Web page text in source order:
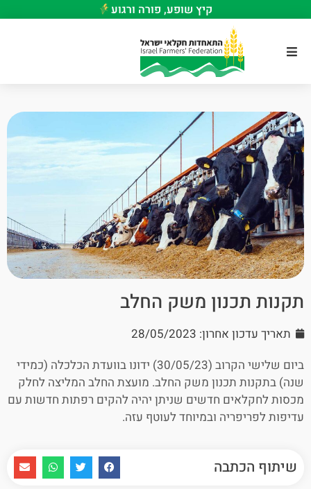
קיץ שופע, פורה ורגוע
תקנות תכנון משק החלב
תאריך עדכון אחרון: 28/05/2023
ביום שלישי הקרוב (30/05/23) ידונו בוועדת הכלכלה (כמידי
שנה) בתקנות תכנון משק החלב. מועצת החלב המליצה לחלק
מכסות לחקלאים חדשים שניתן יהיה להקים רפתות חדשות עם
עדיפות לפריפריה ובמיוחד לעוטף עזה.
שיתוף הכתבה